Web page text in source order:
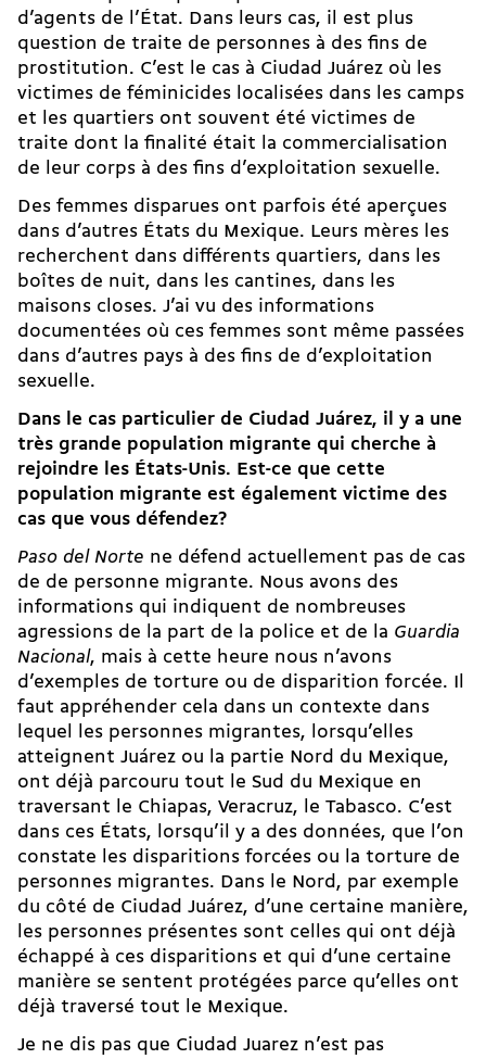
d’agents de l’État. Dans leurs cas, il est plus
question de traite de personnes à des fins de
prostitution. C’est le cas à Ciudad Juárez où les
victimes de féminicides localisées dans les camps
et les quartiers ont souvent été victimes de
traite dont la finalité était la commercialisation
de leur corps à des fins d’exploitation sexuelle.
Des femmes disparues ont parfois été aperçues
dans d’autres États du Mexique. Leurs mères les
recherchent dans différents quartiers, dans les
boîtes de nuit, dans les cantines, dans les
maisons closes. J’ai vu des informations
documentées où ces femmes sont même passées
dans d’autres pays à des fins de d’exploitation
sexuelle.
Dans le cas particulier de Ciudad Juárez, il y a une
très grande population migrante qui cherche à
rejoindre les États-Unis. Est-ce que cette
population migrante est également victime des
cas que vous défendez?
Paso del Norte ne défend actuellement pas de cas
de de personne migrante. Nous avons des
informations qui indiquent de nombreuses
agressions de la part de la police et de la Guardia
Nacional, mais à cette heure nous n’avons
d’exemples de torture ou de disparition forcée. Il
faut appréhender cela dans un contexte dans
lequel les personnes migrantes, lorsqu’elles
atteignent Juárez ou la partie Nord du Mexique,
ont déjà parcouru tout le Sud du Mexique en
traversant le Chiapas, Veracruz, le Tabasco. C’est
dans ces États, lorsqu’il y a des données, que l’on
constate les disparitions forcées ou la torture de
personnes migrantes. Dans le Nord, par exemple
du côté de Ciudad Juárez, d’une certaine manière,
les personnes présentes sont celles qui ont déjà
échappé à ces disparitions et qui d’une certaine
manière se sentent protégées parce qu’elles ont
déjà traversé tout le Mexique.
Je ne dis pas que Ciudad Juarez n’est pas